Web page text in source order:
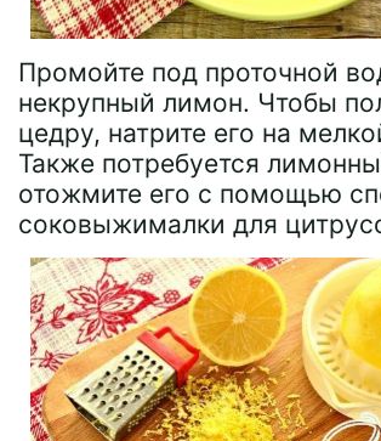
Промойте под проточной
некрупный лимон. Чтобы
цедру, натрите его на
Также потребуется
отожмите его с помощью
соковыжималки для